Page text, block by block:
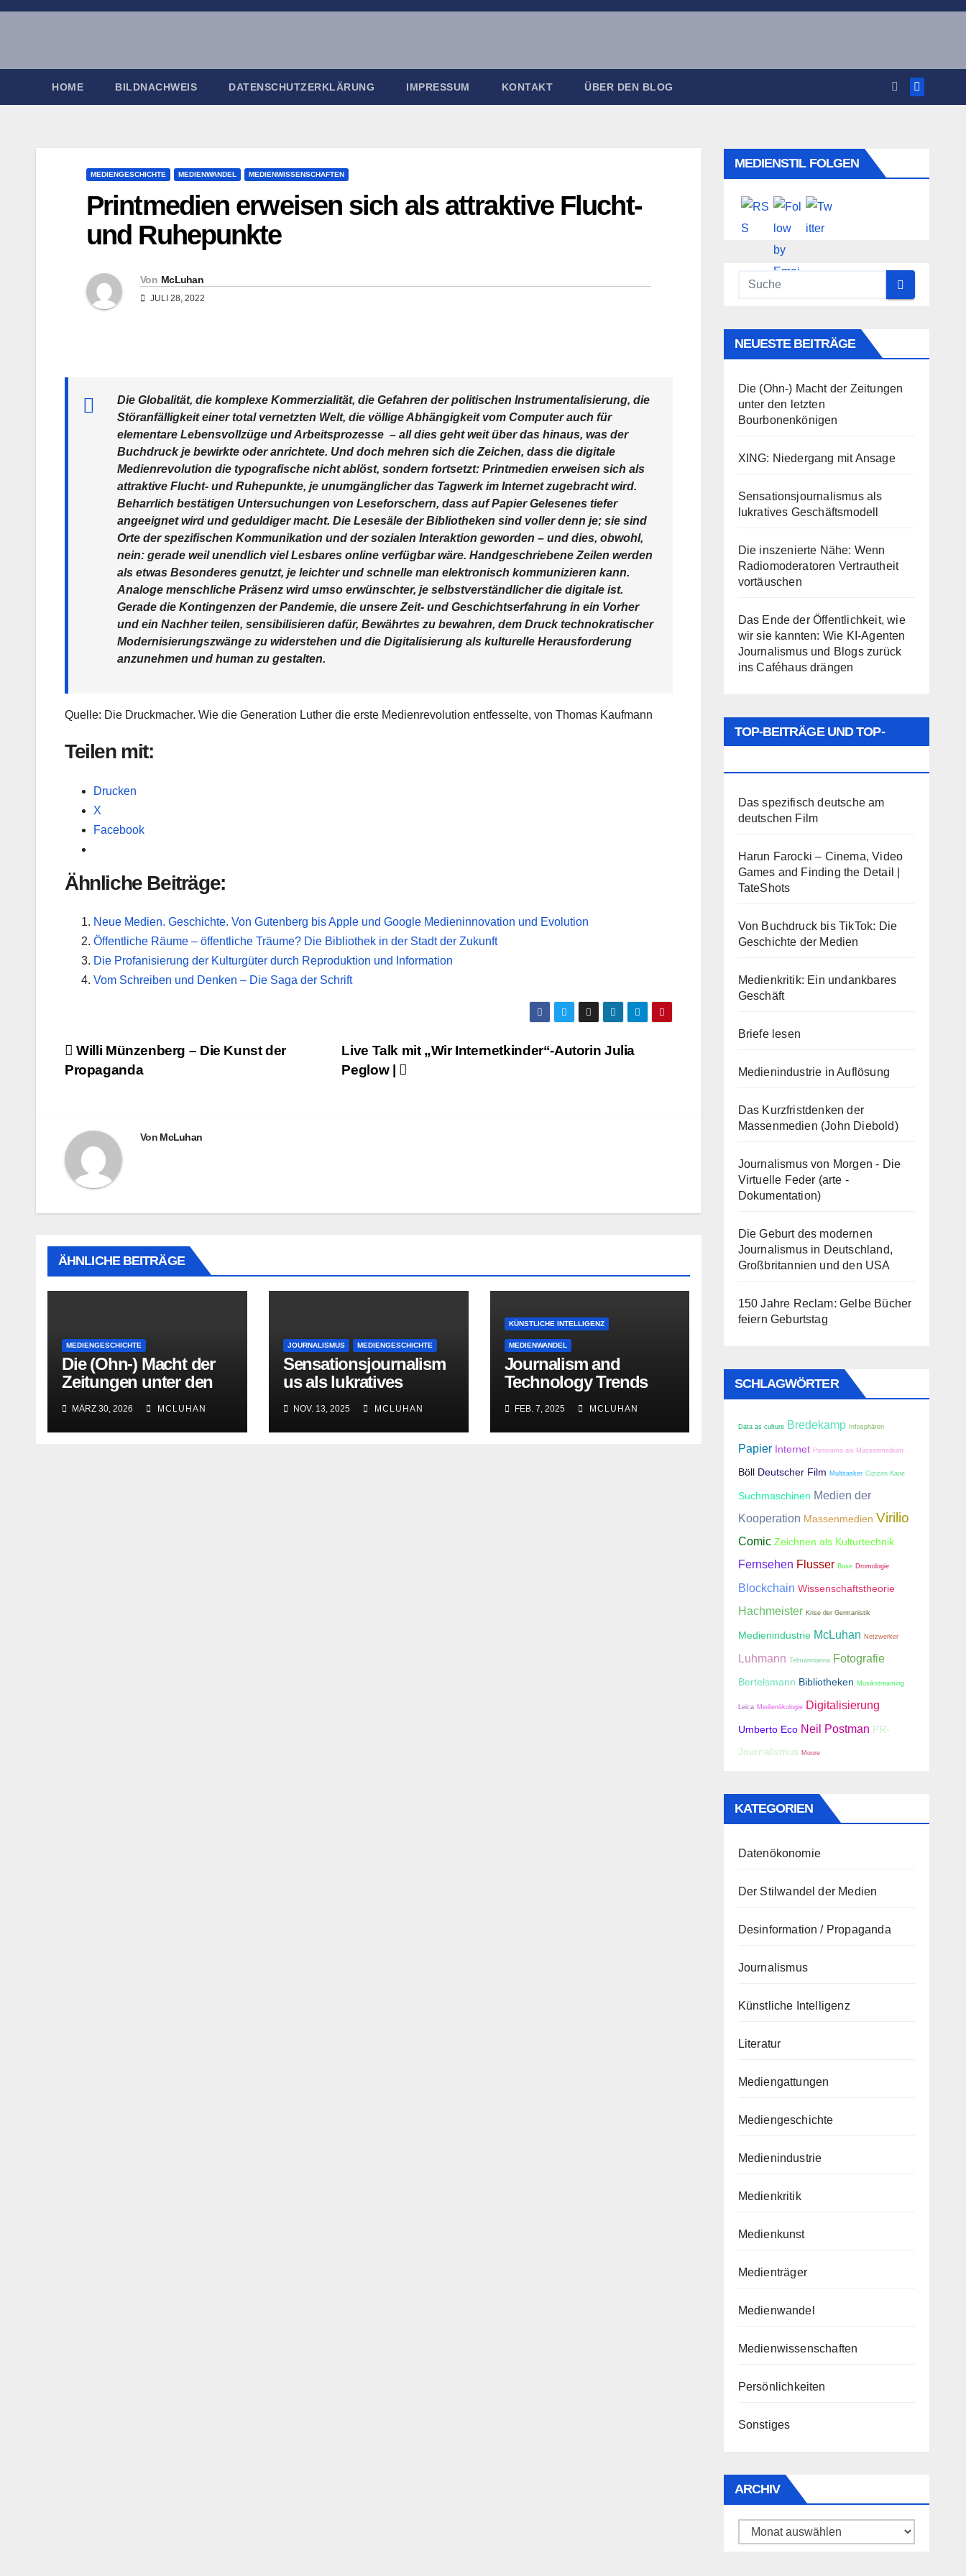
Zum
HOME BILDNACHWEIS DATENSCHUTZERKLÄRUNG IMPRESSUM KONTAKT ÜBER DEN BLOG
MEDIENGESCHICHTE MEDIENWANDEL MEDIENWISSENSCHAFTEN
Printmedien erweisen sich als attraktive Flucht-
und Ruhepunkte
Von McLuhan
JULI 28, 2022
Die Globalität, die komplexe Kommerzialität, die Gefahren der politischen Instrumentalisierung, die
Störanfälligkeit einer total vernetzten Welt, die völlige Abhängigkeit vom Computer auch für
elementare Lebensvollzüge und Arbeitsprozesse – all dies geht weit über das hinaus, was der
Buchdruck je bewirkte oder anrichtete. Und doch mehren sich die Zeichen, dass die digitale
Medienrevolution die typografische nicht ablöst, sondern fortsetzt: Printmedien erweisen sich als
attraktive Flucht- und Ruhepunkte, je unumgänglicher das Tagwerk im Internet zugebracht wird.
Beharrlich bestätigen Untersuchungen von Leseforschern, dass auf Papier Gelesenes tiefer
angeeignet wird und geduldiger macht. Die Lesesäle der Bibliotheken sind voller denn je; sie sind
Orte der spezifischen Kommunikation und der sozialen Interaktion geworden – und dies, obwohl,
nein: gerade weil unendlich viel Lesbares online verfügbar wäre. Handgeschriebene Zeilen werden
als etwas Besonderes genutzt, je leichter und schnelle man elektronisch kommunizieren kann.
Analoge menschliche Präsenz wird umso erwünschter, je selbstverständlicher die digitale ist.
Gerade die Kontingenzen der Pandemie, die unsere Zeit- und Geschichtserfahrung in ein Vorher
und ein Nachher teilen, sensibilisieren dafür, Bewährtes zu bewahren, dem Druck technokratischer
Modernisierungszwänge zu widerstehen und die Digitalisierung als kulturelle Herausforderung
anzunehmen und human zu gestalten.
Quelle: Die Druckmacher. Wie die Generation Luther die erste Medienrevolution entfesselte, von Thomas Kaufmann
Teilen mit:
Drucken
X
Facebook
Ähnliche Beiträge:
Neue Medien. Geschichte. Von Gutenberg bis Apple und Google Medieninnovation und Evolution
Öffentliche Räume – öffentliche Träume? Die Bibliothek in der Stadt der Zukunft
Die Profanisierung der Kulturgüter durch Reproduktion und Information
Vom Schreiben und Denken – Die Saga der Schrift
Beitragsnavigation
Live Talk mit „Wir Internetkinder“-Autorin Julia
Peglow |
Willi Münzenberg – Die Kunst der
Propaganda
Von McLuhan
ÄHNLICHE BEITRÄGE
MEDIENGESCHICHTE
Die (Ohn-) Macht der
Zeitungen unter den
letzten
Bourbonenkönigen
MÄRZ 30, 2026 MCLUHAN
JOURNALISMUS MEDIENGESCHICHTE
Sensationsjournalism
us als lukratives
NOV. 13, 2025 MCLUHAN
KÜNSTLICHE INTELLIGENZ
MEDIENWANDEL
Journalism and
Technology Trends
FEB. 7, 2025 MCLUHAN
MEDIENSTIL FOLGEN
NEUESTE BEITRÄGE
Die (Ohn-) Macht der Zeitungen
unter den letzten
Bourbonenkönigen
XING: Niedergang mit Ansage
Sensationsjournalismus als
lukratives Geschäftsmodell
Die inszenierte Nähe: Wenn
Radiomoderatoren Vertrautheit
vortäuschen
Das Ende der Öffentlichkeit, wie
wir sie kannten: Wie KI-Agenten
Journalismus und Blogs zurück
ins Caféhaus drängen
TOP-BEITRÄGE UND TOP-
Das spezifisch deutsche am
deutschen Film
Harun Farocki – Cinema, Video
Games and Finding the Detail |
TateShots
Von Buchdruck bis TikTok: Die
Geschichte der Medien
Medienkritik: Ein undankbares
Geschäft
Briefe lesen
Medienindustrie in Auflösung
Das Kurzfristdenken der
Massenmedien (John Diebold)
Journalismus von Morgen - Die
Virtuelle Feder (arte -
Dokumentation)
Die Geburt des modernen
Journalismus in Deutschland,
Großbritannien und den USA
150 Jahre Reclam: Gelbe Bücher
feiern Geburtstag
SCHLAGWÖRTER
Data as culture Bredekamp Infosphären
Papier Internet Panorama als Massenmedium
Böll Deutscher Film Multitasker Cizizen Kane
Suchmaschinen Medien der
Kooperation Massenmedien Virilio
Comic Zeichnen als Kulturtechnik
Fernsehen Flusser Bose Dromologie
Blockchain Wissenschaftstheorie
Hachmeister Krise der Germanistik
Medienindustrie McLuhan Netzwerker
Luhmann Telmannianna Fotografie
Bertelsmann Bibliotheken Musikstreaming
Leica Medienökologie Digitalisierung
Umberto Eco Neil Postman PR-
Journalismus Moore
KATEGORIEN
Datenökonomie
Der Stilwandel der Medien
Desinformation / Propaganda
Journalismus
Künstliche Intelligenz
Literatur
Mediengattungen
Mediengeschichte
Medienindustrie
Medienkritik
Medienkunst
Medienträger
Medienwandel
Medienwissenschaften
Persönlichkeiten
Sonstiges
ARCHIV
Archiv